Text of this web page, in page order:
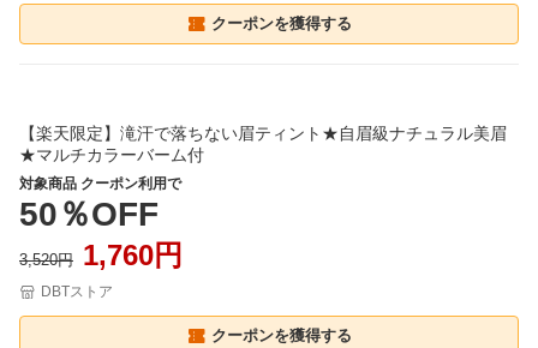
クーポンを獲得する
【楽天限定】滝汗で落ちない眉ティント★自眉級ナチュラル美眉
★マルチカラーバーム付
対象商品 クーポン利用で
50％OFF
3,520円 1,760円
DBTストア
クーポンを獲得する